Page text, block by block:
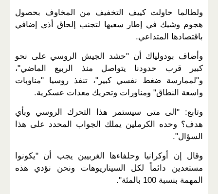
ولطالما حاولت كييف التخفيف من المخاوف بحصول
هجوم وشيك في إطار سعيها لتجنب إلحاق أذى إضافي
باقتصادها المتداعي.
وأضاف بودولياك أن "حشد الجيش الروسي على نحو
كبير قرب حدودنا يتواصل منذ الربيع الماضي"،
و"لممارسة ضغط نفسي كبير"، تنفذ روسيا "مناوبات
واسعة النطاق" ومناورات وتحريك معدات عسكرية.
وتابع: "الى متى سيستمر هذا التحرك الروسي وبأي
هدف؟ وحده الكرملين يملك الجواب المحدد على هذا
السؤال".
وقال إن أوكرانيا وحلفاءها الغربيين يجب أن "يكونوا
مستعدين دائماً لكل السيناريوهات ونحن نؤدي هذه
المهمة بنسبة 100 بالمئة".